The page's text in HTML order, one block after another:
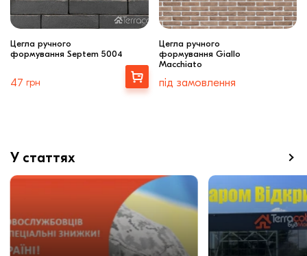
Цегла ручного
формування Septem 5004
47 грн
Вибрати
Цегла ручного
формування Giallo
Macchiato
під замовлення
У статтях